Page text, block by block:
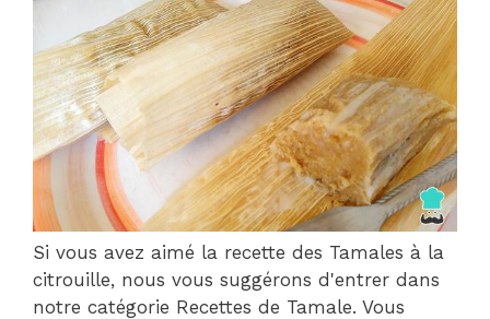
Si vous avez aimé la recette des Tamales à la
citrouille, nous vous suggérons d'entrer dans
notre catégorie Recettes de Tamale. Vous